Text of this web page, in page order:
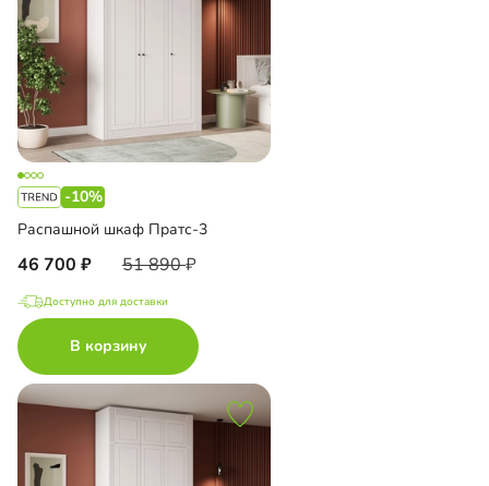
-10%
Распашной шкаф Пратс-3
46 700 51 890
Доступно для доставки
В корзину